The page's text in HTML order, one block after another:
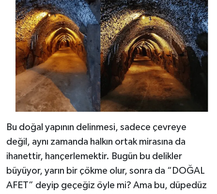
Bu doğal yapının delinmesi, sadece çevreye
değil, aynı zamanda halkın ortak mirasına da
ihanettir, hançerlemektir. Bugün bu delikler
büyüyor, yarın bir çökme olur, sonra da “DOĞAL
AFET” deyip geçeğiz öyle mi? Ama bu, düpedüz